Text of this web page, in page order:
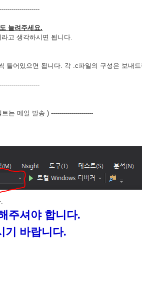
늘려주세요.
고 생각하시면 됩니다.
들어있으면 됩니다. 각 .c파일의 구성은 보내
는 메일 발송 ) ---------------------
주셔야 합니다.
기 바랍니다.